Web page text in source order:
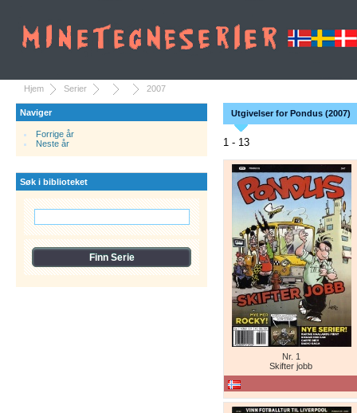
Hjem Serier 2007
Naviger
Forrige år
Neste år
Søk i biblioteket
Utgivelser for Pondus (2007)
1 - 13
Nr. 1
Skifter jobb